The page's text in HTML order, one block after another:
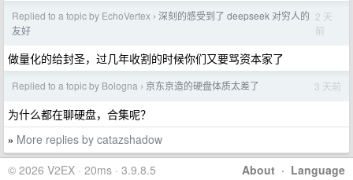
Replied to a topic by EchoVertex › 深刻的感受到了 deepseek 对穷人的
友好
2 天
前
做量化的给封圣，过几年收割的时候你们又要骂资本家了
Replied to a topic by Bologna › 京东京造的硬盘体质太差了 3 天前
为什么都在聊硬盘，合集呢？
» More replies by catazshadow
About · Language
© 2026 V2EX · 20ms · 3.9.8.5